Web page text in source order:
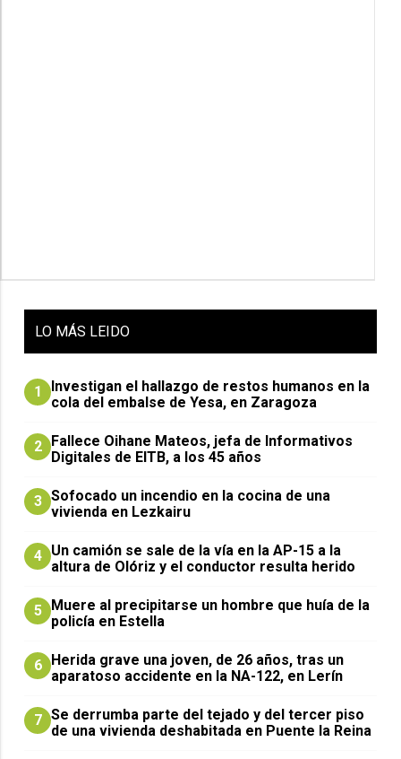
LO MÁS LEIDO
1
Investigan el hallazgo de restos humanos en la
cola del embalse de Yesa, en Zaragoza
2 Fallece Oihane Mateos, jefa de Informativos
Digitales de EITB, a los 45 años
3 Sofocado un incendio en la cocina de una
vivienda en Lezkairu
4 Un camión se sale de la vía en la AP-15 a la
altura de Olóriz y el conductor resulta herido
5 Muere al precipitarse un hombre que huía de la
policía en Estella
6 Herida grave una joven, de 26 años, tras un
aparatoso accidente en la NA-122, en Lerín
7 Se derrumba parte del tejado y del tercer piso
de una vivienda deshabitada en Puente la Reina